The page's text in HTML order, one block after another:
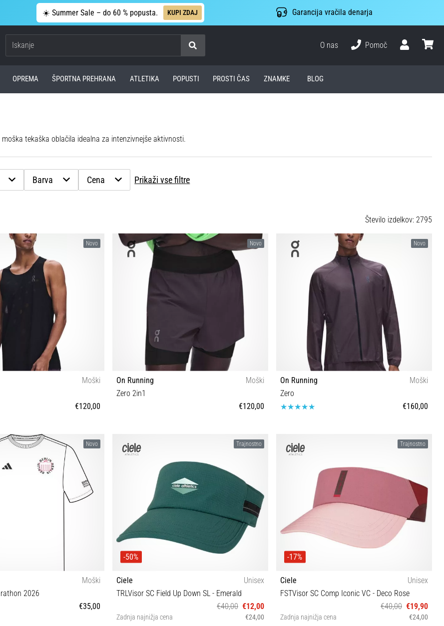
☀️ Summer Sale – do 60 % popusta. KUPI ZDAJ Garancija vračila denarja
Iskanje
O nas
Pomoč
OPREMA ŠPORTNA PREHRANA ATLETIKA POPUSTI PROSTI ČAS ZNAMKE BLOG
tekaška oblačila idealna za intenzivnejše aktivnosti.
Barva Cena Prikaži vse filtre
Število izdelkov: 2795
Novo
Moški
€120,00
S M L XL
Novo
On Running
Moški
Zero 2in1
€120,00
Novo
On Running
Moški
Zero
€160,00
Novo
Moški
2026
€35,00
Trajnostno
-50%
Ciele
Unisex
TRLVisor SC Field Up Down SL - Emerald
€40,00 €12,00
Zadnja najnižja cena €24,00
Trajnostno
-17%
Ciele
Unisex
FSTVisor SC Comp Iconic VC - Deco Rose
€40,00 €19,90
Zadnja najnižja cena €24,00